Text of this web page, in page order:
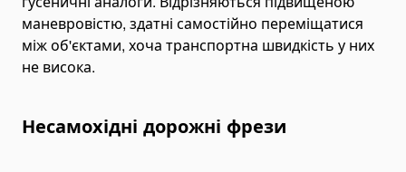
Skid Rollers
Lifting Crowbars
Hoist Trolley
Electric Hoist Trolley
маневровістю, здатні самостійно переміщатися
між об'єктами, хоча транспортна швидкість у них
не висока.
Несамохідні дорожні фрези